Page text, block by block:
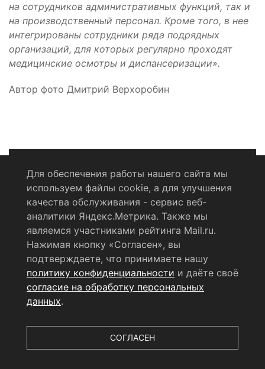
на сотрудников административных функций, так и
на производственный персонал. Кроме того, в нее
интегрированы сотрудники ряда подрядных
организаций, для которых регулярно проходят
медицинские осмотры и диспансеризации».
Автор фото Дмитрий Верхоробин
Политика конфиденциальности
Согласие на обработку персональных данных
RSS-лента
© 2004 - 2026 Сетевое издание Щёлковское ТВ.
Свидетельство о регистрации СМИ
ЭЛ № ФС 77 - 79754 от 07.12.2020 г.
технологий и массовых коммуникаций (РОСКОМНАДЗОР).
Для обеспечения работы нашего сайта мы
используем файлы cookie, а для улучшения
качества обслуживания - сервис веб-
аналитики Яндекс.Метрика. Также мы
являемся участниками рейтинга Mail.ru.
Нажимая кнопку «Согласен», вы
подтверждаете, что принимаете нашу
политику конфиденциальности и даёте своё
согласие на обработку персональных
данных.
СОГЛАСЕН